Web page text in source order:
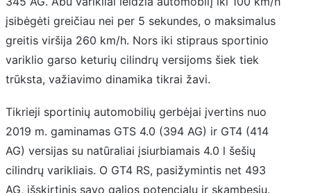
įsibėgėti greičiau nei per 5 sekundes, o maksimalus
greitis viršija 260 km/h. Nors iki stipraus sportinio
variklio garso keturių cilindrų versijoms šiek tiek
trūksta, važiavimo dinamika tikrai žavi.
Tikrieji sportinių automobilių gerbėjai įvertins nuo
2019 m. gaminamas GTS 4.0 (394 AG) ir GT4 (414
AG) versijas su natūraliai įsiurbiamais 4.0 l šešių
cilindrų varikliais. O GT4 RS, pasižymintis net 493
AG, išskirtinis savo galios potencialu ir skambesiu.